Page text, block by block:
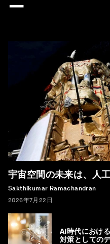
ー
宇宙空間の未来は、人
Sakthikumar Ramachandran
2026年7月22日
AI時代におけ
対策としての